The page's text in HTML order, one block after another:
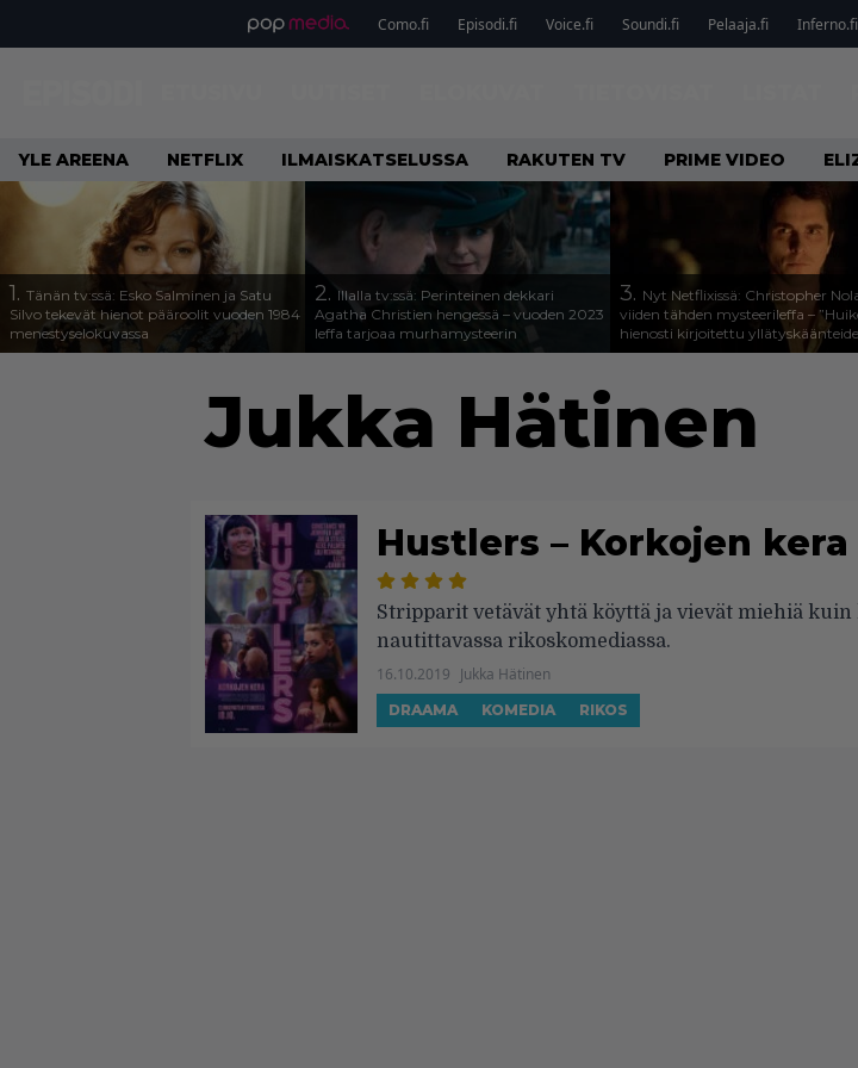
Como.fi Episodi.fi Voice.fi Soundi.fi Pelaaja.fi Inferno.fi
YLE AREENA NETFLIX ILMAISKATSELUSSA RAKUTEN TV PRIME VIDEO
1. Tänän tv:ssä: Esko Salminen ja Satu
Silvo tekevät hienot pääroolit vuoden 1984
menestyselokuvassa
2. Illalla tv:ssä: Perinteinen dekkari
Agatha Christien hengessä – vuoden 2023
leffa tarjoaa murhamysteerin
3. Nyt Netflixissä: Christopher
viiden tähden mysteerileffa –
hienosti kirjoitettu
Jukka Hätinen
Hustlers – Korkojen kera
Stripparit vetävät yhtä köyttä ja vievät miehiä
nautittavassa rikoskomediassa.
16.10.2019 Jukka Hätinen
DRAAMA KOMEDIA RIKOS